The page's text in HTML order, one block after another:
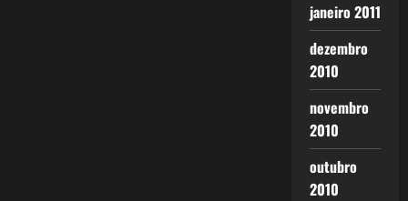
janeiro 2011
dezembro
2010
novembro
2010
outubro
2010